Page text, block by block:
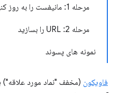
مرحله 1: مانیفست را به روز کنید
مرحله 2: URL را بسازید
نمونه های پسوند
فاویکون (مخفف "نماد مورد